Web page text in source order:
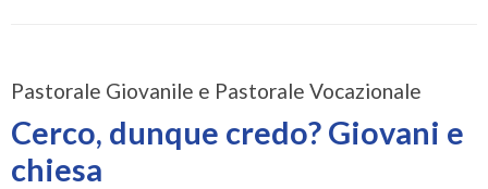
Pastorale Giovanile e Pastorale Vocazionale
Cerco, dunque credo? Giovani e
chiesa